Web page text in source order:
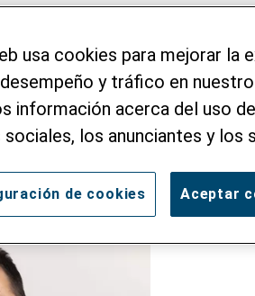
usa cookies para mejorar la
y tráfico en
información acerca del uso
sociales, los anunciantes y los
Aceptar
de cookies